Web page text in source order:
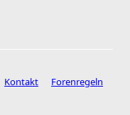
Kontakt
Forenregeln